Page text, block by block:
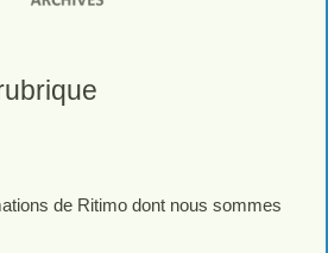
de Ritimo dont nous sommes